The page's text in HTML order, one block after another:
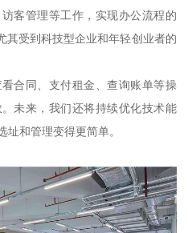
客管理等工作，实现办公流程的
其受到科技型企业和年轻创业者的
合同、支付租金、查询账单等操
未来，我们还将持续优化技术能
址和管理变得更简单。